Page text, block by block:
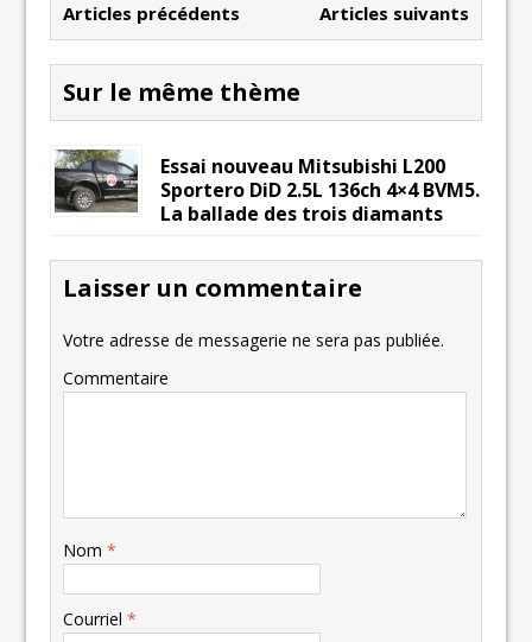
Articles précédents Articles suivants
Sur le même thème
Essai nouveau Mitsubishi L200
Sportero DiD 2.5L 136ch 4×4 BVM5.
La ballade des trois diamants
Laisser un commentaire
Votre adresse de messagerie ne sera pas publiée.
Commentaire
Nom*
Courriel*